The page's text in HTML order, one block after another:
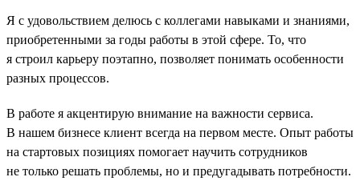
Я с удовольствием делюсь с коллегами навыками и знаниями,
приобретенными за годы работы в этой сфере. То, что
я строил карьеру поэтапно, позволяет понимать особенности
разных процессов.
В работе я акцентирую внимание на важности сервиса.
В нашем бизнесе клиент всегда на первом месте. Опыт работы
на стартовых позициях помогает научить сотрудников
не только решать проблемы, но и предугадывать потребности.